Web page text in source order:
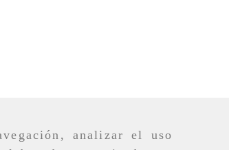
analizar el uso